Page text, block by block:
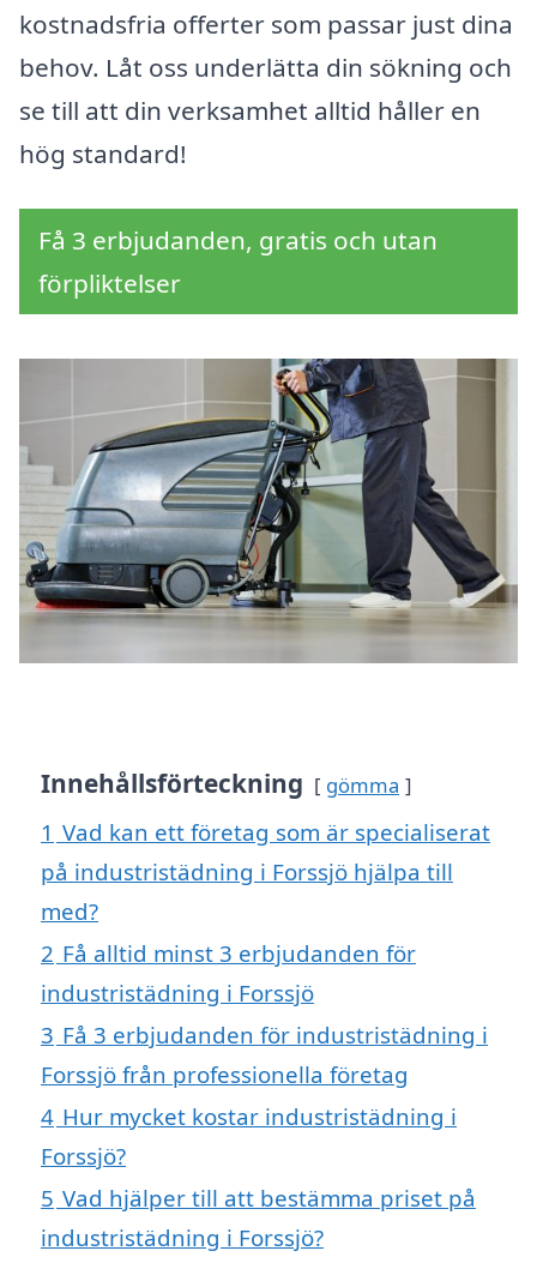
kostnadsfria offerter som passar just dina
behov. Låt oss underlätta din sökning och
se till att din verksamhet alltid håller en
hög standard!
Få 3 erbjudanden, gratis och utan
förpliktelser
Innehållsförteckning gömma
1 Vad kan ett företag som är specialiserat
på industristädning i Forssjö hjälpa till
med?
2 Få alltid minst 3 erbjudanden för
industristädning i Forssjö
3 Få 3 erbjudanden för industristädning i
Forssjö från professionella företag
4 Hur mycket kostar industristädning i
Forssjö?
5 Vad hjälper till att bestämma priset på
industristädning i Forssjö?